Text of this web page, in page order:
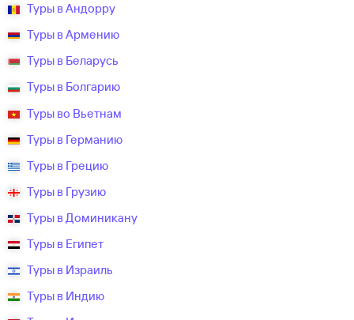
Туры в Андорру
Туры в Армению
Туры в Беларусь
Туры в Болгарию
Туры во Вьетнам
Туры в Германию
Туры в Грецию
Туры в Грузию
Туры в Доминикану
Туры в Египет
Туры в Израиль
Туры в Индию